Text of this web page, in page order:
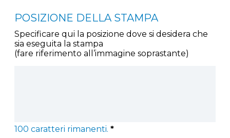
POSIZIONE DELLA STAMPA
Specificare qui la posizione dove si desidera che
sia eseguita la stampa
(fare riferimento all’immagine soprastante)
100 caratteri rimanenti. *